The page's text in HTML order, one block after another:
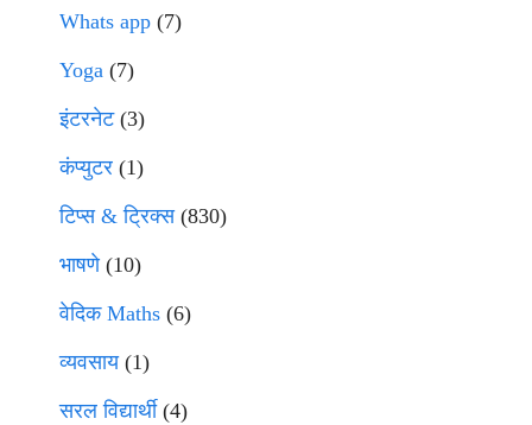
Whats app (7)
Yoga (7)
इंटरनेट(3)
कंप्युटर (1)
टिप्स & ट्रिक्स(830)
भाषणे(10)
वेदिक Maths (6)
व्यवसाय(1)
सरल विद्यार्थी(4)